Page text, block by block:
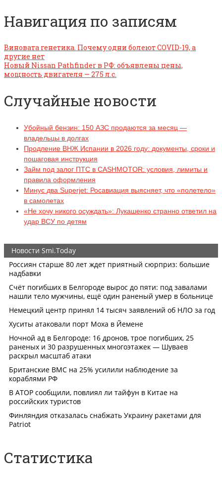
Навигация по записям
Виновата генетика. Почему одни болеют COVID-19, а
другие нет
Новый Nissan Pathfinder в РФ: объявлены цены,
мощность двигателя — 275 л.с.
Случайные новости
Убойный бензин: 150 АЗС продаются за месяц —
владельцы в долгах
Продление ВНЖ Испании в 2026 году: документы, сроки и
пошаговая инструкция
Займ под залог ПТС в CASHMOTOR: условия, лимиты и
правила оформления
Минус два Superjet: Росавиация выясняет, что «полетело»
в самолетах
«Не хочу никого осуждать»: Лукашенко странно ответил на
удар ВСУ по детям
Статистика